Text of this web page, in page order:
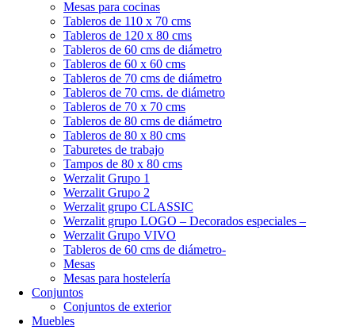
Mesas para cocinas
Tableros de 110 x 70 cms
Tableros de 120 x 80 cms
Tableros de 60 cms de diámetro
Tableros de 60 x 60 cms
Tableros de 70 cms de diámetro
Tableros de 70 cms. de diámetro
Tableros de 70 x 70 cms
Tableros de 80 cms de diámetro
Tableros de 80 x 80 cms
Taburetes de trabajo
Tampos de 80 x 80 cms
Werzalit Grupo 1
Werzalit Grupo 2
Werzalit grupo CLASSIC
Werzalit grupo LOGO – Decorados especiales –
Werzalit Grupo VIVO
Tableros de 60 cms de diámetro-
Mesas
Mesas para hostelería
Conjuntos
Conjuntos de exterior
Muebles